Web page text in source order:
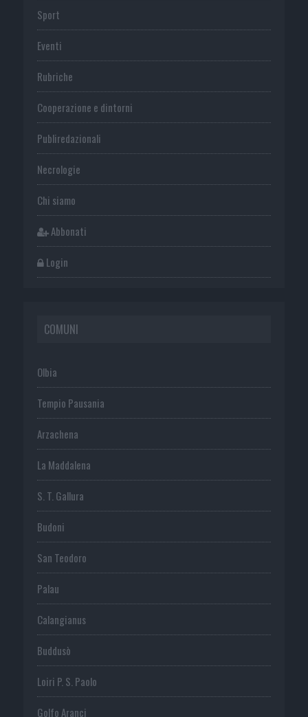
Sport
Eventi
Rubriche
Cooperazione e dintorni
Publiredazionali
Necrologie
Chi siamo
Abbonati
Login
COMUNI
Olbia
Tempio Pausania
Arzachena
La Maddalena
S. T. Gallura
Budoni
San Teodoro
Palau
Calangianus
Buddusò
Loiri P. S. Paolo
Golfo Aranci